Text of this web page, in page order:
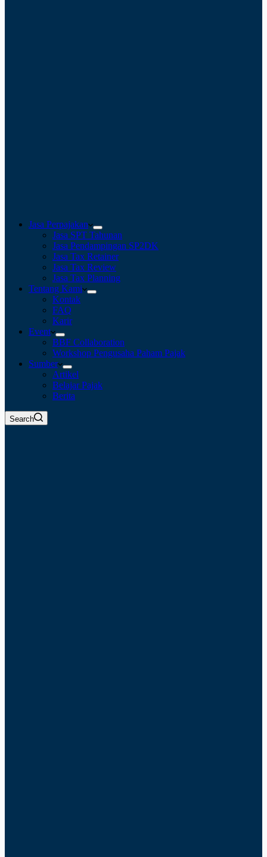
Jasa Perpajakan
Jasa SPT Tahunan
Jasa Pendampingan SP2DK
Jasa Tax Retainer
Jasa Tax Review
Jasa Tax Planning
Tentang Kami
Kontak
FAQ
Karir
Event
BBF Collaboration
Workshop Pengusaha Paham Pajak
Sumber
Artikel
Belajar Pajak
Berita
Search